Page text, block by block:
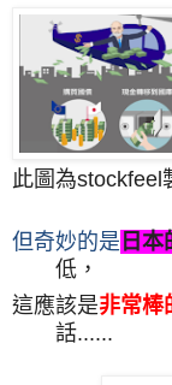
此圖為stockfeel
但奇妙的是 日
低 ，
這應該是非常棒
話......